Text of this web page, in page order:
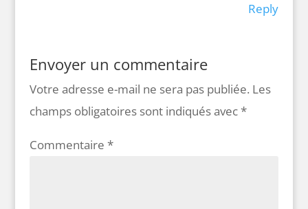
Reply
Envoyer un commentaire
Votre adresse e-mail ne sera pas publiée. Les
champs obligatoires sont indiqués avec*
Commentaire *